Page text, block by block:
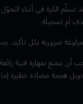
تسلّم الكرة في أثناء
أم تسجيله.
ضرورية بكل تأكيد.
أن يتمتع بمهارة فنية
هجمة مضادة خطيرة إما